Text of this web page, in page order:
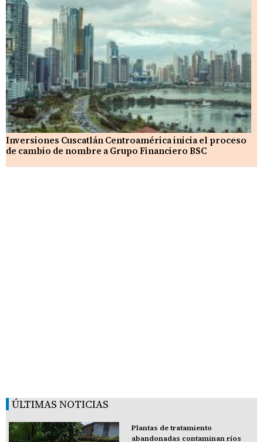
Inversiones Cuscatlán Centroamérica inicia el proceso
de cambio de nombre a Grupo Financiero BSC
ÚLTIMAS NOTICIAS
Plantas de tratamiento
abandonadas contaminan ríos